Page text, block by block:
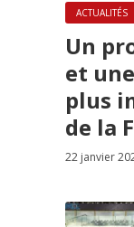
ACTUALITÉS
Un
et
plus
de la
22 janvier